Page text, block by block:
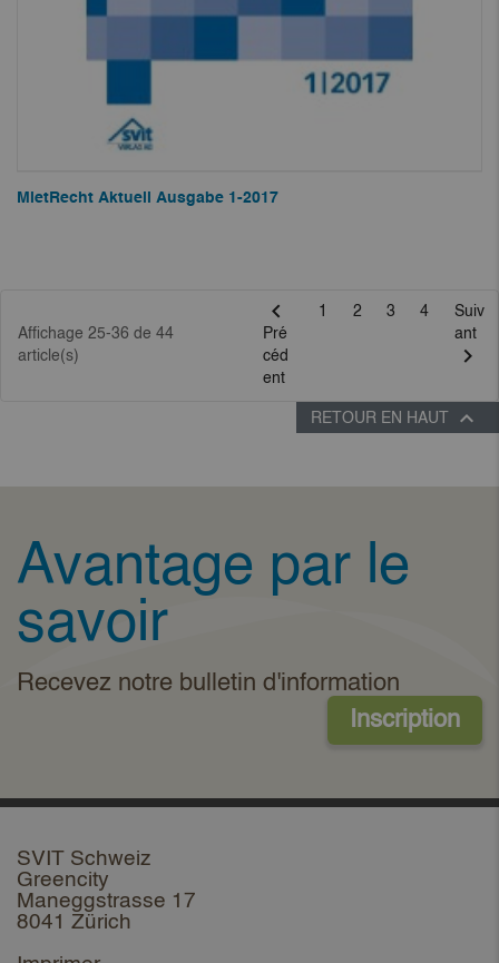
MietRecht Aktuell Ausgabe 1-2017
Affichage 25-36 de 44
article(s)

Pré
céd
ent
1 2 3 4
Suiv
ant

RETOUR EN HAUT 
Avantage par le
savoir
Recevez notre bulletin d'information
Inscription
SVIT Schweiz
Greencity
Maneggstrasse 17
8041 Zürich